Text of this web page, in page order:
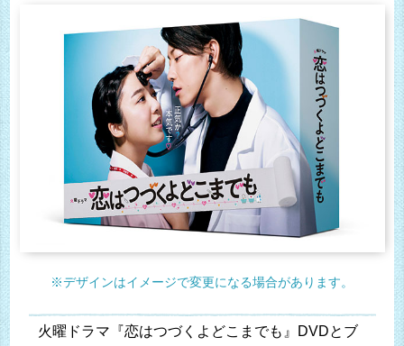
※デザインはイメージで変更になる場合があります。
火曜ドラマ『恋はつづくよどこまでも』DVDとブ